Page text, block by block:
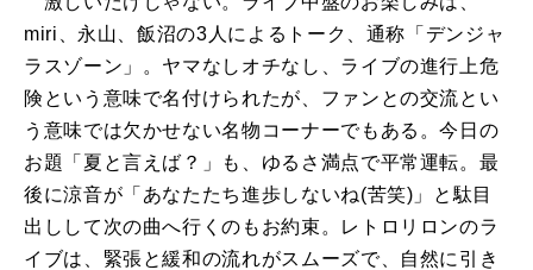
miri、永山、飯沼の3人によるトーク、通称「デンジャ
ラスゾーン」。ヤマなしオチなし、ライブの進行上危
険という意味で名付けられたが、ファンとの交流とい
う意味では欠かせない名物コーナーでもある。今日の
お題「夏と言えば？」も、ゆるさ満点で平常運転。最
後に涼音が「あなたたち進歩しないね(苦笑)」と駄目
出しして次の曲へ行くのもお約束。レトロリロンのラ
イブは、緊張と緩和の流れがスムーズで、自然に引き